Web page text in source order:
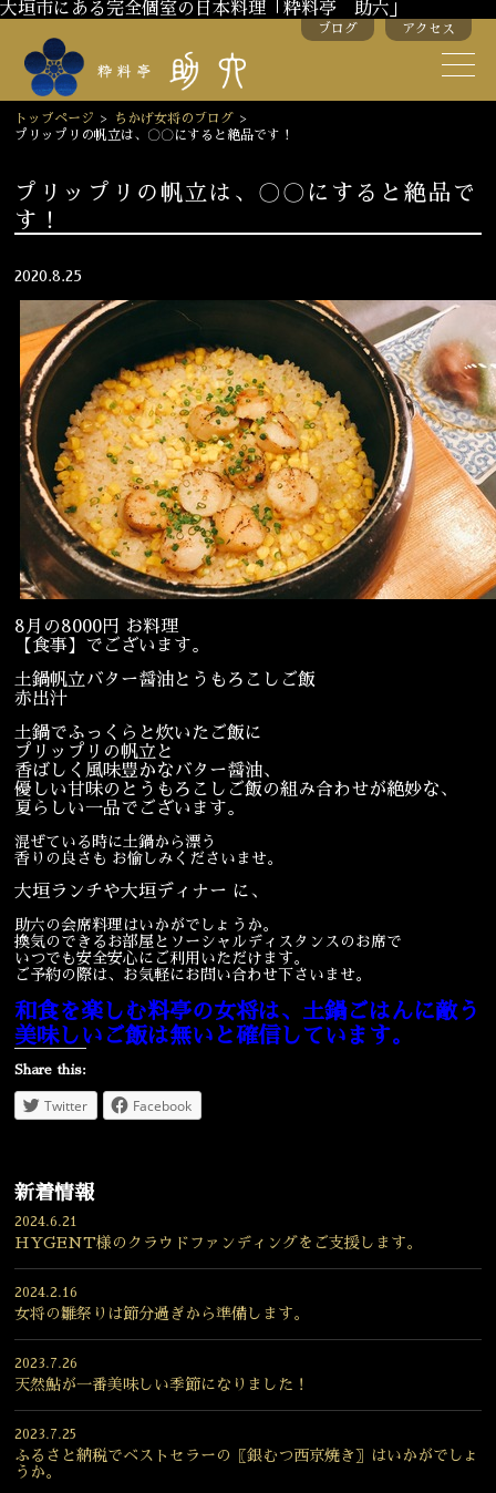
大垣市にある完全個室の日本料理「粋料亭 助六」
ブログ アクセス
トップページ > ちかげ女将のブログ >
プリップリの帆立は、〇〇にすると絶品です！
プリップリの帆立は、〇〇にすると絶品で
す！
2020.8.25
8月の8000円 お料理
【食事】でございます。
土鍋帆立バター醤油とうもろこしご飯
赤出汁
土鍋でふっくらと炊いたご飯に
プリップリの帆立と
香ばしく風味豊かなバター醤油、
優しい甘味のとうもろこしご飯の組み合わせが絶妙な、
夏らしい一品でございます。
混ぜている時に土鍋から漂う
香りの良さも お愉しみくださいませ。
大垣ランチや大垣ディナー に、
助六の会席料理はいかがでしょうか。
換気のできるお部屋とソーシャルディスタンスのお席で
いつでも安全安心にご利用いただけます。
ご予約の際は、お気軽にお問い合わせ下さいませ。
和食を楽しむ料亭の女将は、土鍋ごはんに敵う
美味しいご飯は無いと確信しています。
Share this:
Twitter Facebook
新着情報
2024.6.21
HYGENT様のクラウドファンディングをご支援します。
2024.2.16
女将の雛祭りは節分過ぎから準備します。
2023.7.26
天然鮎が一番美味しい季節になりました！
2023.7.25
ふるさと納税でベストセラーの〖銀むつ西京焼き〗はいかがでしょ
うか。
スタッフ紹介
季節のお料理
お部屋のご紹介 会議・舞台のご利用
結婚式・披露宴
ご接待 法要
慶事 お顔合わせ
宴会 ウェディング